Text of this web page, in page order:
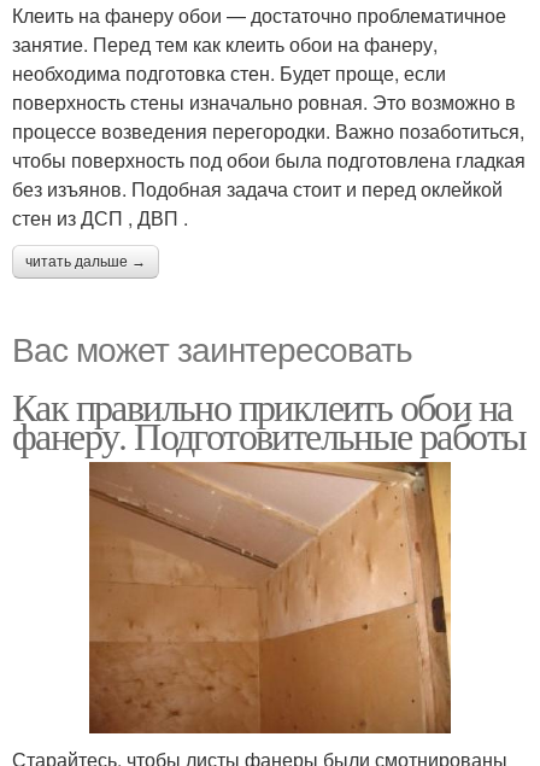
Клеить на фанеру обои — достаточно проблематичное
занятие. Перед тем как клеить обои на фанеру,
необходима подготовка стен. Будет проще, если
поверхность стены изначально ровная. Это возможно в
процессе возведения перегородки. Важно позаботиться,
чтобы поверхность под обои была подготовлена гладкая
без изъянов. Подобная задача стоит и перед оклейкой
стен из ДСП , ДВП .
читать дальше →
Вас может заинтересовать
Как правильно приклеить обои на
фанеру. Подготовительные работы
Старайтесь, чтобы листы фанеры были смотнированы